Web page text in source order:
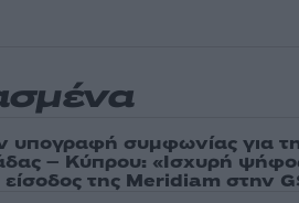
υπογραφή συμφωνίας για
– Κύπρου: «Ισχυρή
της Meridiam στην